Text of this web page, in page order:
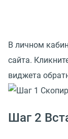
В личном
сайта.
виджета
Шаг 2